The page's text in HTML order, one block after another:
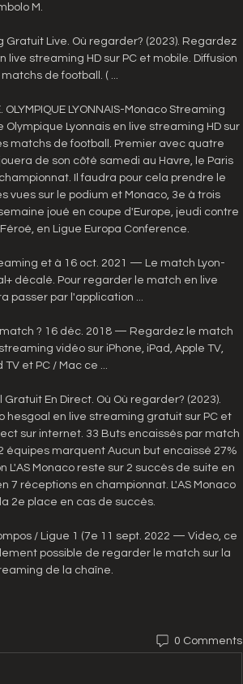
M.
Gratuit Live. Où regarder? (2023). Regardez
streaming HD sur PC et mobile. Diffusion
de football. ( ...
LYONNAIS-Monaco Streaming
Lyonnais en live streaming HD sur
matchs de football. Premier avec quatre
de son côté samedi au Havre, le Paris
Il faudra pour cela prendre le
vues sur le podium et Monaco, 3e à trois
joué en coupe d'Europe, jeudi contre
en Ligue Europa Conference.
et à 16 oct. 2021 — Le match Lyon-
décalé. Pour regarder le match en live
passer par l'application ...
match ? 16 déc. 2018 — Regardez le match
vidéo sur iPhone, iPad, Apple TV,
et PC / Mac ce ...
En Direct. Où Où regarder? (2023).
en live streaming gratuit sur PC et
sur internet. 33 Buts encaissés par match
équipes marquent Aucun but encaissé 27%
L'AS Monaco reste sur 2 succès de suite en
7 réceptions en championnat. L'AS Monaco
2e place en cas de succès.
/ Ligue 1 (7e 11 sept. 2022 — Video, ce
possible de regarder le match sur la
de la chaîne.
0 Comments